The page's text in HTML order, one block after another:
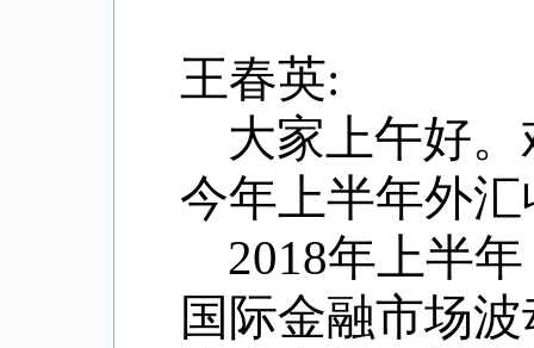
王春英:
大家上午好
今年上半年外
2018年上半
国际金融市场